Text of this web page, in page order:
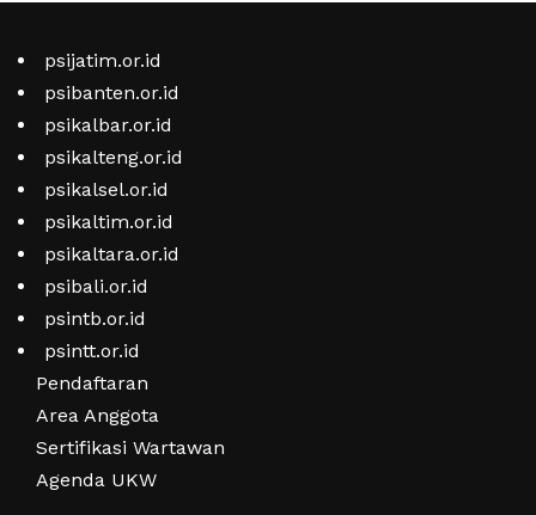
psijatim.or.id
psibanten.or.id
psikalbar.or.id
psikalteng.or.id
psikalsel.or.id
psikaltim.or.id
psikaltara.or.id
psibali.or.id
psintb.or.id
psintt.or.id
Pendaftaran
Area Anggota
Sertifikasi Wartawan
Agenda UKW